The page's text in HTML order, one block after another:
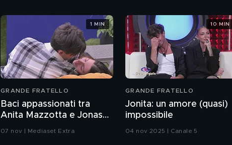
GRANDE FRATELLO
Baci appassionati tra
Anita Mazzotta e Jonas
07 nov | Mediaset Extra
1 MIN
GRANDE FRATELLO
Jonita: un amore (quasi)
impossibile
04 nov 2025 | Canale 5
10 MIN